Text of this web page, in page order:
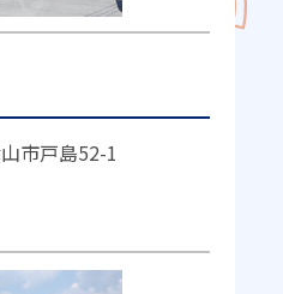
市戸島52-1